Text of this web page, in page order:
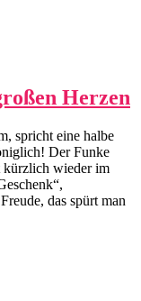
Herzen
spricht eine halbe
Der Funke
kürzlich wieder im
das spürt man